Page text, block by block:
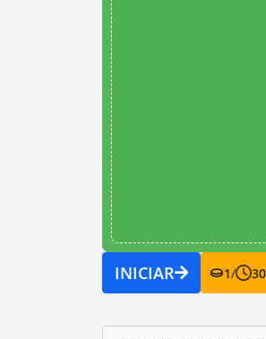
INICIAR 1/ 30